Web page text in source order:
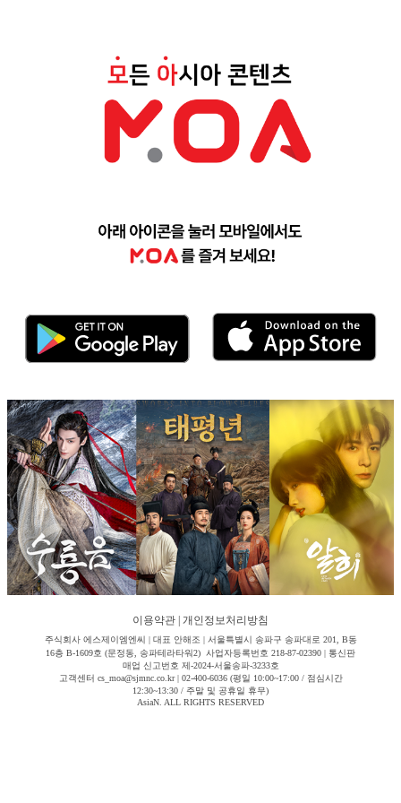
이용약관 개인정보처리방침
주식회사 에스제이엠엔씨 | 대표 안해조 | 서울특별시 송파구 송파대로 201, B동
16층 B-1609호 (문정동, 송파테라타워2) 사업자등록번호 218-87-02390 | 통신판
매업 신고번호 제-2024-서울송파-3233호
고객센터 cs_moa@sjmnc.co.kr | 02-400-6036 (평일 10:00~17:00 / 점심시간
12:30~13:30 / 주말 및 공휴일 휴무)
AsiaN. ALL RIGHTS RESERVED